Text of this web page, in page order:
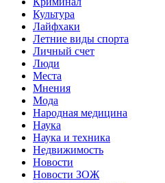
Культура
Лайфхаки
Летние виды спорта
Личный счет
Люди
Места
Мнения
Мода
Народная медицина
Наука
Наука и техника
Недвижимость
Новости
Новости ЗОЖ